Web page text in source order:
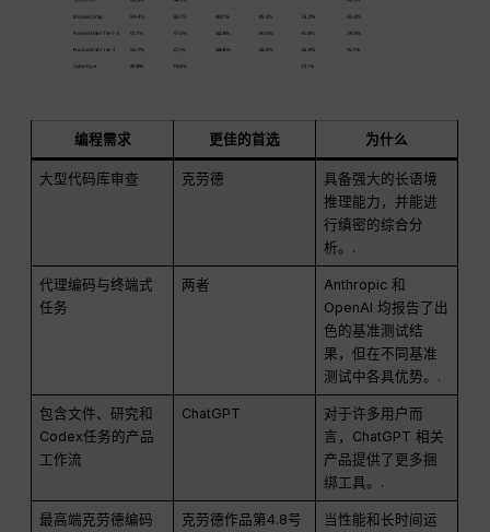
编程需求 更佳的首选 为什么
大型代码库审查 克劳德
具备强大的长语境
推理能力，并能进
行缜密的综合分
析。.
代理编码与终端式
任务
两者
Anthropic 和
OpenAI 均报告了出
色的基准测试结
果，但在不同基准
测试中各具优势。.
包含文件、研究和
Codex任务的产品
工作流
ChatGPT
对于许多用户而
言，ChatGPT 相关
产品提供了更多捆
绑工具。.
最高端克劳德编码 克劳德作品第4.8号 当性能和长时间运